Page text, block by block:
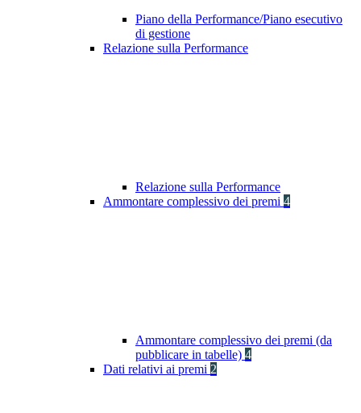
Piano della Performance/Piano esecutivo
di gestione
Relazione sulla Performance
Relazione sulla Performance
Ammontare complessivo dei premi 4
Ammontare complessivo dei premi (da
pubblicare in tabelle) 4
Dati relativi ai premi 2